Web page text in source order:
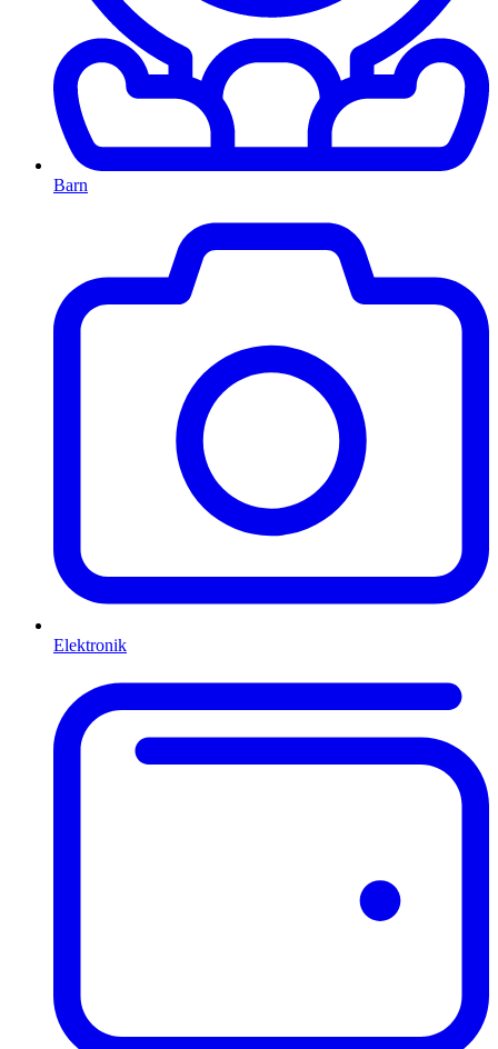
Barn
Elektronik